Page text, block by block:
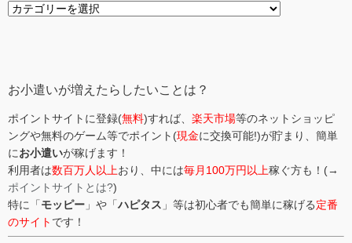
カ
お小遣いが増えたらしたいことは？
ポイントサイトに登録(無料)すれば、 楽天市場等のネットショッピ
ングや無料のゲーム等でポイント(現金に交換可能!)が貯まり、簡単
にお小遣いが稼げます！
利用者は数百万人以上おり、中には毎月100万円以上稼ぐ方も！(→
ポイントサイトとは?)
特に「モッピー 」や「ハピタス 」等は初心者でも簡単に稼げる定番
のサイト です！